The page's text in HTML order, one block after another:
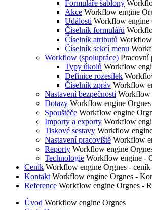
Formuláře šablony
Akce Workflow engine
Události Workflow engine
Číselník formulářů
Číselník atributů Workflow
Číselník sekcí menu
Workflow (spolupráce) Pracovní
Typy úkolů Workflow
Definice rozesílek
Číselník zpráv Workflow
Nastavení bezpečnosti Workflow
Dotazy Workflow engine
Spouštěče Workflow engine
Importy a exporty Workflow
Tiskové sestavy Workflow
Nastavení pracoviště Workflow
Reporty Workflow engine
Technologie Workflow engine -
Ceník Workflow engine Orgnes - ceník
Kontakt Workflow engine Orgnes -
Reference Workflow engine Orgnes -
Úvod Workflow engine Orgnes